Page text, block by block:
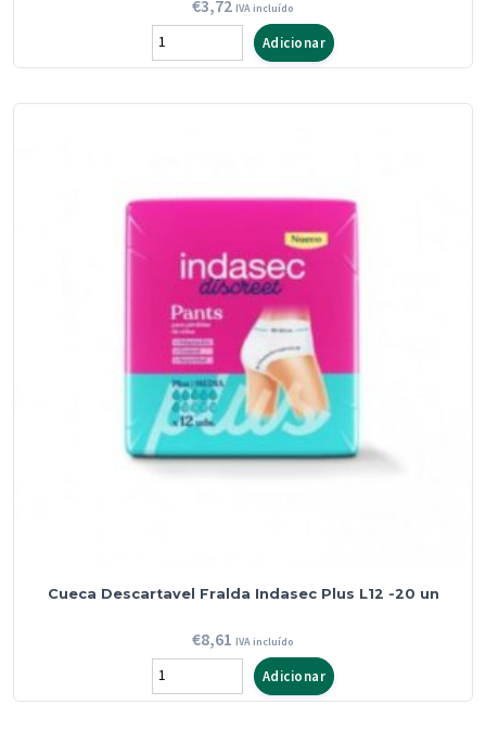
€3,72 IVA incluído
Quantidade
de
Adicionar
Cueca Descartavel Fralda Indasec Plus L12 -20 un
€8,61 IVA incluído
Quantidade
de
Adicionar